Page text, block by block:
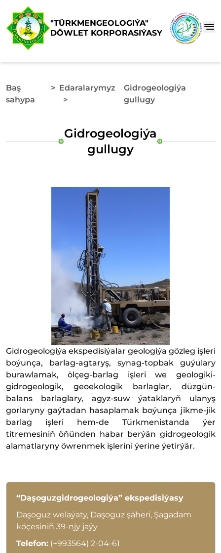
"TÜRKMENGEOLOGIÝA"
DÖWLET KORPORASIÝASY
Baş
sahypa
> Edaralarymyz
>
Gidrogeologiýa
gullugy
Gidrogeologiýa
gullugy
Gidrogeologiýa ekspedisiýalar geologiýa gözleg işleri
boýunça, barlag-agtaryş, synag-topbak guýulary
burawlamak, ölçeg-barlag işleri we geologiki-
gidrogeologik, geoekologik barlaglar, düzgün-
balans barlaglary, agyz-suw ýataklaryň ulanyş
gorlaryny gaýtadan hasaplamak boýunça jikme-jik
barlag işleri hem-de Türkmenistanda ýer
titremesiniň öňünden habar berýän gidrogeologik
alamatlaryny öwrenmek işlerini ýerine ýetirýär.
“Daşoguzgidrogeologiýa” ekspedisiýasy
Daşoguz welaýaty, Daşoguz şäheri, Şagadam
köçesiniň 39-njy jaýy
Telefon: (+993564) 2-04-61